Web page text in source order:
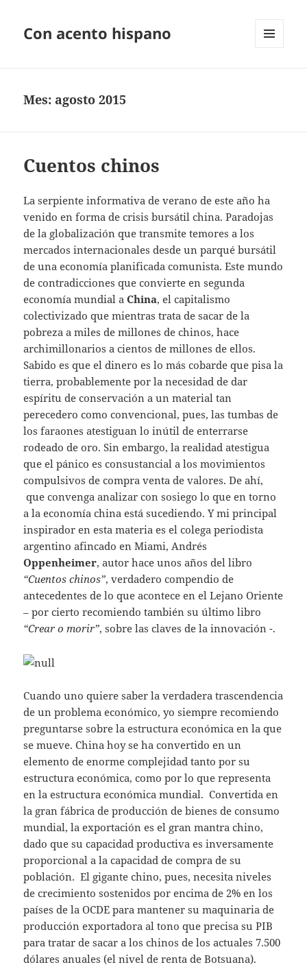
Con acento hispano
Mes: agosto 2015
Cuentos chinos
La serpiente informativa de verano de este año ha
venido en forma de crisis bursátil china. Paradojas
de la globalización que transmite temores a los
mercados internacionales desde un parqué bursátil
de una economía planificada comunista. Este mundo
de contradicciones que convierte en segunda
economía mundial aChina, el capitalismo
colectivizado que mientras trata de sacar de la
pobreza a miles de millones de chinos, hace
archimillonarios a cientos de millones de ellos.
Sabido es que el dinero es lo más cobarde que pisa la
tierra, probablemente por la necesidad de dar
espíritu de conservación a un material tan
perecedero como convencional, pues, las tumbas de
los faraones atestiguan lo inútil de enterrarse
rodeado de oro. Sin embargo, la realidad atestigua
que el pánico es consustancial a los movimientos
compulsivos de compra venta de valores. De ahí,
que convenga analizar con sosiego lo que en torno
a la economía china está sucediendo. Y mi principal
inspirador en esta materia es el colega periodista
argentino afincado en Miami, Andrés
Oppenheimer, autor hace unos años del libro
“Cuentos chinos”, verdadero compendio de
antecedentes de lo que acontece en el Lejano Oriente
– por cierto recomiendo también su último libro
“Crear o morir”, sobre las claves de la innovación -.
Cuando uno quiere saber la verdadera trascendencia
de un problema económico, yo siempre recomiendo
preguntarse sobre la estructura económica en la que
se mueve. China hoy se ha convertido en un
elemento de enorme complejidad tanto por su
estructura económica, como por lo que representa
en la estructura económica mundial. Convertida en
la gran fábrica de producción de bienes de consumo
mundial, la exportación es el gran mantra chino,
dado que su capacidad productiva es inversamente
proporcional a la capacidad de compra de su
población. El gigante chino, pues, necesita niveles
de crecimiento sostenidos por encima de 2% en los
países de la OCDE para mantener su maquinaria de
producción exportadora al tono que precisa su PIB
para tratar de sacar a los chinos de los actuales 7.500
dólares anuales (el nivel de renta de Botsuana).